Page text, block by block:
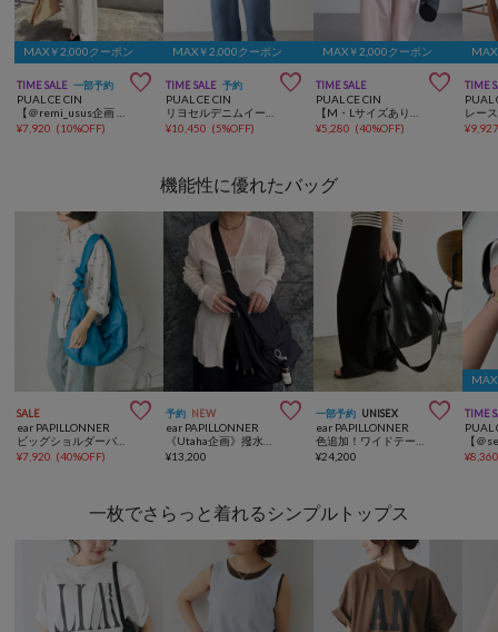
MAX￥2,000クーポン
TIME SALE 一部予約 
PUAL CE CIN
¥7,920 (10%OFF)
MAX￥2,000クーポン
TIME SALE 予約 
PUAL CE CIN
¥10,450 (5%OFF)
MAX￥2,000クーポン
TIME SALE 
PUAL CE CIN
¥5,280 (40%OFF)
TIME
PUAL
¥
機能性に優れたバッグ
SALE 
ear PAPILLONNER
¥7,920 (40%OFF)
予約 NEW 
ear PAPILLONNER
¥13,200
一部予約 UNISEX 
ear PAPILLONNER
¥24,200
TIME
PUAL
¥
一枚でさらっと着れるシンプルトップス